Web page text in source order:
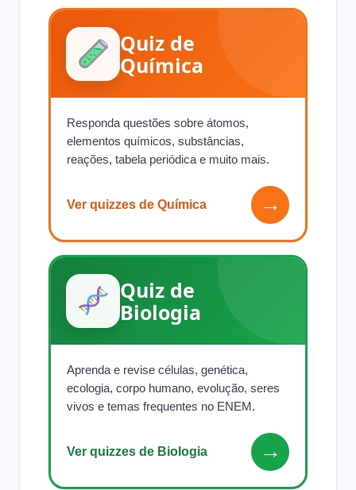
Quiz de
Química
Responda questões sobre átomos,
elementos químicos, substâncias,
reações, tabela periódica e muito mais.
Ver quizzes de Química →
Quiz de
Biologia
Aprenda e revise células, genética,
ecologia, corpo humano, evolução, seres
vivos e temas frequentes no ENEM.
Ver quizzes de Biologia →